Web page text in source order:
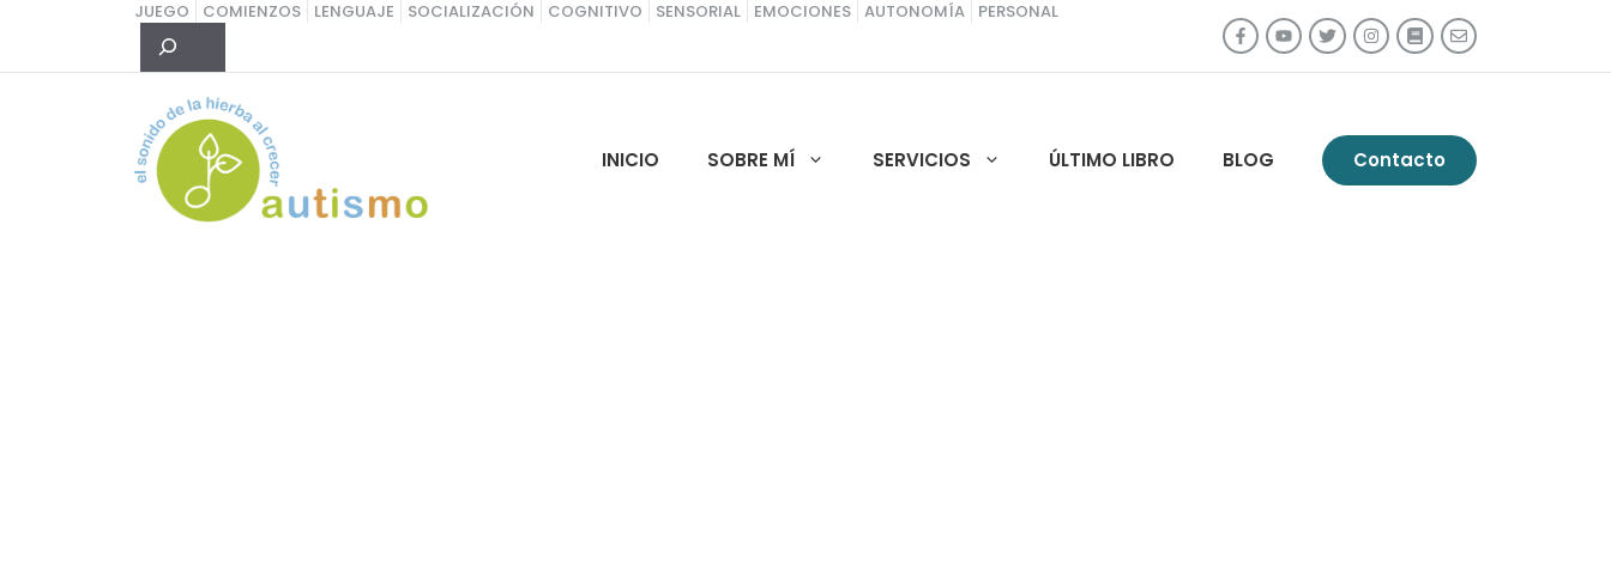
contenido
JUEGO COMIENZOS LENGUAJE SOCIALIZACIÓN COGNITIVO SENSORIAL EMOCIONES AUTONOMÍA PERSONAL
Buscar
INICIO SOBRE MÍ SERVICIOS ÚLTIMO LIBRO BLOG Contacto